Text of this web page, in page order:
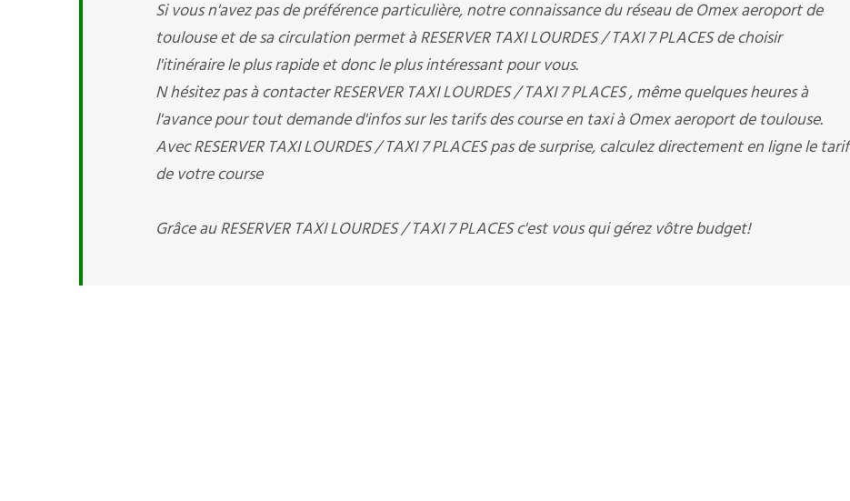
Si vous n'avez pas de préférence particulière, notre connaissance du réseau de Omex aeroport de
toulouse et de sa circulation permet à RESERVER TAXI LOURDES / TAXI 7 PLACES de choisir
l'itinéraire le plus rapide et donc le plus intéressant pour vous.
N hésitez pas à contacter RESERVER TAXI LOURDES / TAXI 7 PLACES , même quelques heures à
l'avance pour tout demande d'infos sur les tarifs des course en taxi à Omex aeroport de toulouse.
Avec RESERVER TAXI LOURDES / TAXI 7 PLACES pas de surprise, calculez directement en ligne le tarif
de votre course
Grâce au RESERVER TAXI LOURDES / TAXI 7 PLACES c'est vous qui gérez vôtre budget!